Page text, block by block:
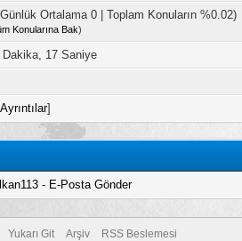
Ortalama 0 | Toplam Konuların %0.02)
Konularına Bak)
Dakika, 17 Saniye
Ayrıntılar]
- E-Posta Gönder
Yukarı Git Arşiv RSS Beslemesi